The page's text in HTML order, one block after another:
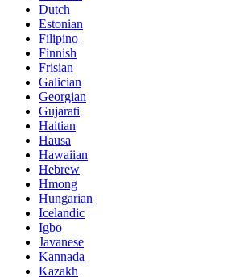
Dutch
Estonian
Filipino
Finnish
Frisian
Galician
Georgian
Gujarati
Haitian
Hausa
Hawaiian
Hebrew
Hmong
Hungarian
Icelandic
Igbo
Javanese
Kannada
Kazakh